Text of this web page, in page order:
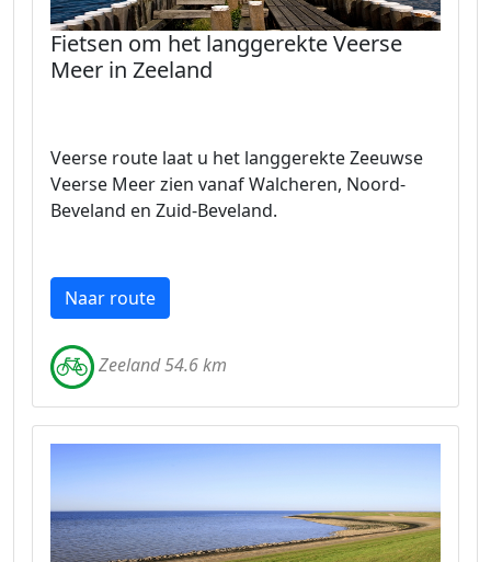
Fietsen om het langgerekte Veerse
Meer in Zeeland
Veerse route laat u het langgerekte Zeeuwse
Veerse Meer zien vanaf Walcheren, Noord-
Beveland en Zuid-Beveland.
Naar route
Zeeland 54.6 km